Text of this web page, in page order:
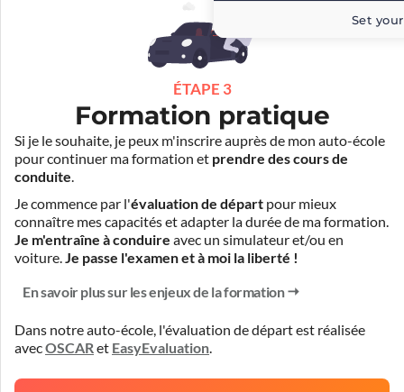
ÉTAPE 3
Formation pratique
Si je le souhaite, je peux m'inscrire auprès de mon auto-école
pour continuer ma formation et prendre des cours de
conduite.
Je commence par l'évaluation de départ pour mieux
connaître mes capacités et adapter la durée de ma formation.
Je m'entraîne à conduire avec un simulateur et/ou en
voiture. Je passe l'examen et à moi la liberté !
En savoir plus sur les enjeux de la formation
Dans notre auto-école, l'évaluation de départ est réalisée
avecOSCAR et EasyEvaluation
Set